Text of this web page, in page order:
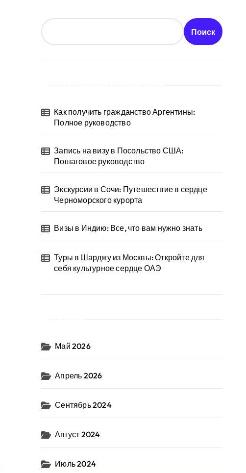
Поиск
Как получить гражданство Аргентины:
Полное руководство
Запись на визу в Посольство США:
Пошаговое руководство
Экскурсии в Сочи: Путешествие в сердце
Черноморского курорта
Визы в Индию: Все, что вам нужно знать
Туры в Шарджу из Москвы: Откройте для
себя культурное сердце ОАЭ
Май 2026
Апрель 2026
Сентябрь 2024
Август 2024
Июль 2024